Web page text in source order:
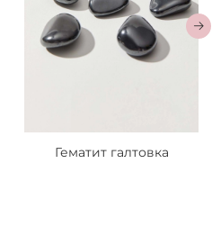
Гематит галтовка